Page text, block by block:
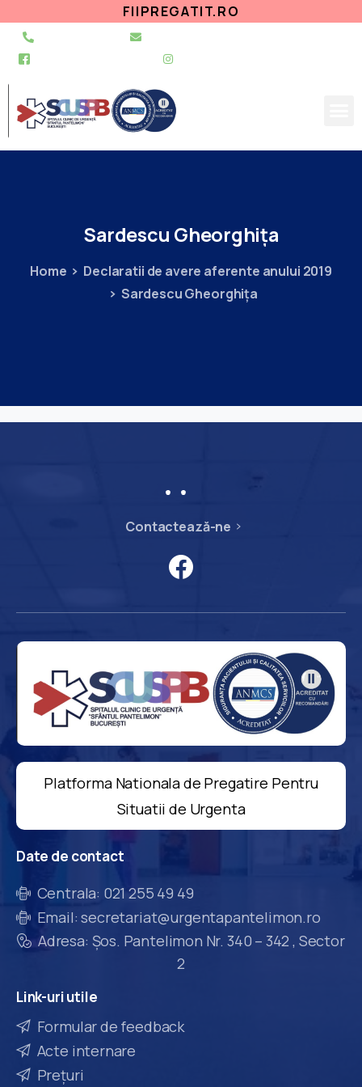
FIIPREGATIT.RO
Sardescu Gheorghiţa
Home
Declaratii de avere aferente anului 2019
Sardescu Gheorghiţa
Contactează-ne
Platforma Nationala de Pregatire Pentru
Situatii de Urgenta
Date de contact
Centrala: 021 255 49 49
Email: secretariat@urgentapantelimon.ro
Adresa: Șos. Pantelimon Nr. 340 – 342 , Sector
2
Link-uriutile
Formular de feedback
Acte internare
Prețuri